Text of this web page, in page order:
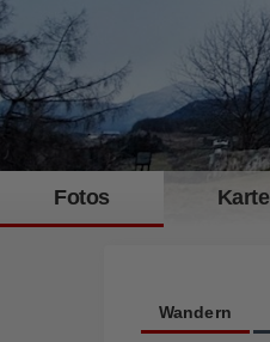
Fotos Karte
Wandern